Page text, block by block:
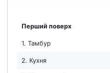
Перший поверх
1. Тамбур
2. Кухня